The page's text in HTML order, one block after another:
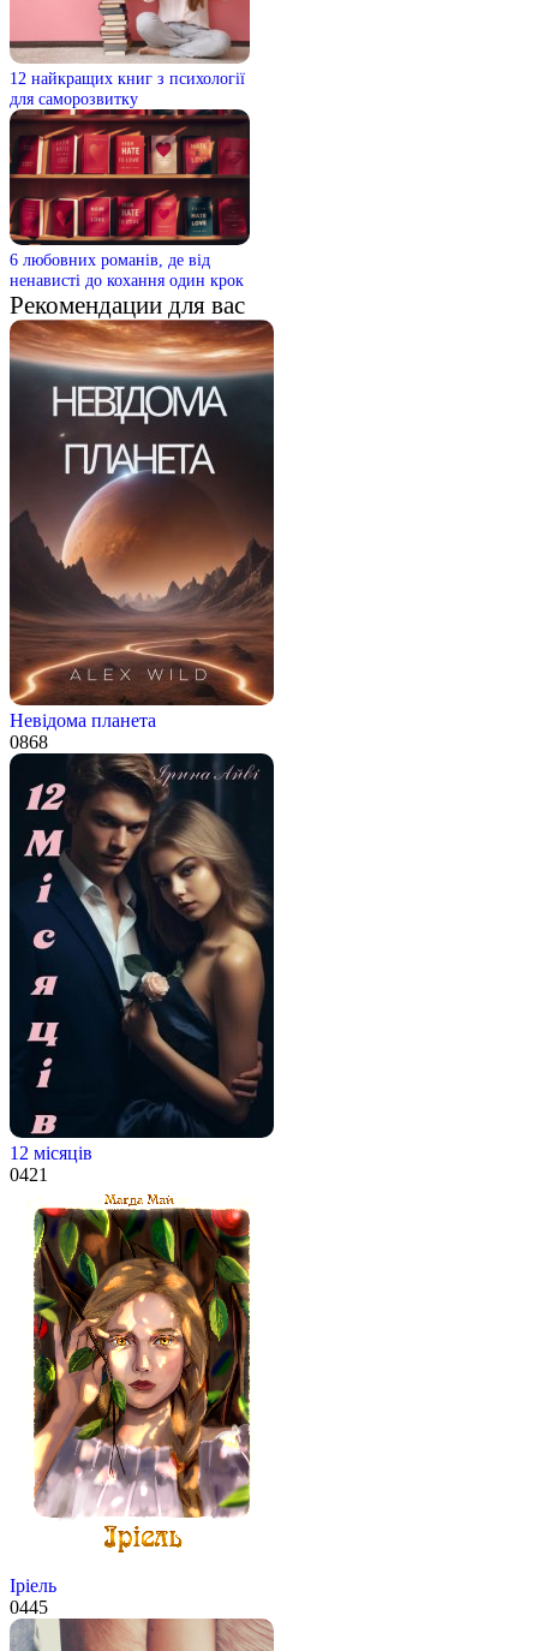
12 найкращих книг з психології
для саморозвитку
6 любовних романів, де від
ненависті до кохання один крок
Рекомендации для вас
Невідома планета
0868
12 місяців
0421
Іріель
0445